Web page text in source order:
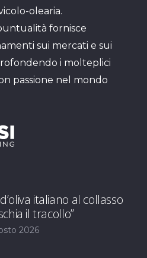
olearia.
fornisce
sui mercati e sui
i molteplici
passione nel mondo
italiano al collasso
il tracollo”
2026